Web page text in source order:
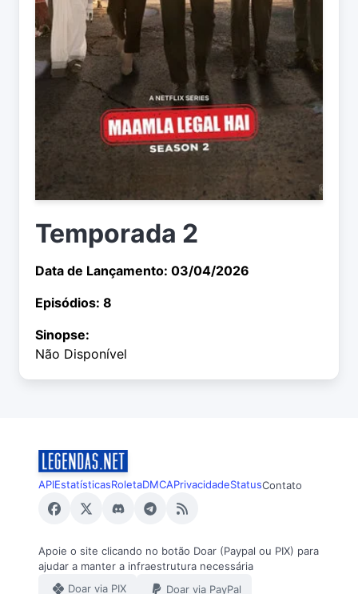
Temporada 2
Data de Lançamento: 03/04/2026
Episódios: 8
Sinopse:
Não Disponível
APIEstatísticasRoletaDMCAPrivacidadeStatusContato
Apoie o site clicando no botão Doar (Paypal ou PIX) para
ajudar a manter a infraestrutura necessária
Doar via PIX
Doar via PayPal